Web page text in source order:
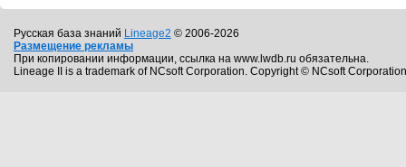
Русская база знаний Lineage2 © 2006-2026
Размещение рекламы
При копировании информации, ссылка на www.lwdb.ru обязательна.
Lineage II is a trademark of NCsoft Corporation. Copyright © NCsoft